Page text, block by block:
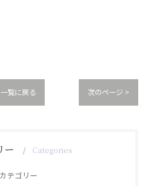
一覧に戻る 次のページ >
ー Categories
テゴリー